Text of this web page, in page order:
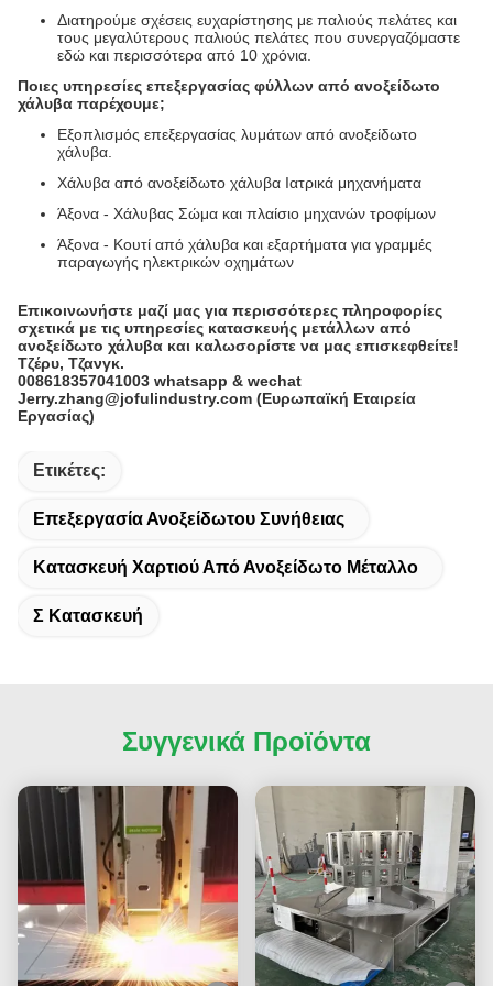
Διατηρούμε σχέσεις ευχαρίστησης με παλιούς πελάτες και
τους μεγαλύτερους παλιούς πελάτες που συνεργαζόμαστε
εδώ και περισσότερα από 10 χρόνια.
Ποιες υπηρεσίες επεξεργασίας φύλλων από ανοξείδωτο
χάλυβα παρέχουμε;
Εξοπλισμός επεξεργασίας λυμάτων από ανοξείδωτο
χάλυβα.
Χάλυβα από ανοξείδωτο χάλυβα Ιατρικά μηχανήματα
Άξονα - Χάλυβας Σώμα και πλαίσιο μηχανών τροφίμων
Άξονα - Κουτί από χάλυβα και εξαρτήματα για γραμμές
παραγωγής ηλεκτρικών οχημάτων
Επικοινωνήστε μαζί μας για περισσότερες πληροφορίες
σχετικά με τις υπηρεσίες κατασκευής μετάλλων από
ανοξείδωτο χάλυβα και καλωσορίστε να μας επισκεφθείτε!
Τζέρυ, Τζανγκ.
008618357041003 whatsapp & wechat
Jerry.zhang@jofulindustry.com (Ευρωπαϊκή Εταιρεία
Εργασίας)
Ετικέτες:
Επεξεργασία Ανοξείδωτου Συνήθειας
Κατασκευή Χαρτιού Από Ανοξείδωτο Μέταλλο
Σ Κατασκευή
Συγγενικά Προϊόντα